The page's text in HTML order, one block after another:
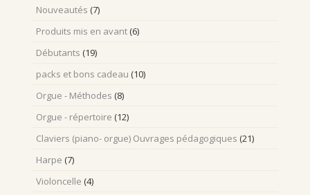
Nouveautés (7)
Produits mis en avant (6)
Débutants (19)
packs et bons cadeau (10)
Orgue - Méthodes (8)
Orgue - répertoire (12)
Claviers (piano- orgue) Ouvrages pédagogiques (21)
Harpe (7)
Violoncelle (4)